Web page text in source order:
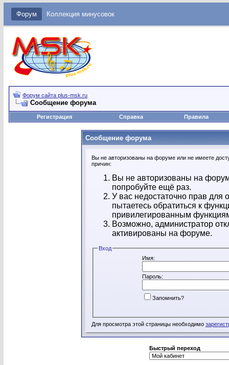
Форум Коллекция минусовок
Форум сайта plus-msk.ru
Сообщение форума
Регистрация Справка Правила
Сообщение форума
Вы не авторизованы на форуме или не имеете
причин:
Вы не авторизованы на
попробуйте ещё раз.
У вас недостаточно прав
пытаетесь обратиться к
привилегированным
Возможно, администратор
активированы на форуме.
Вход
Имя:
Пароль:
Запомнить?
Для просмотра этой страницы необходимо
Быстрый переход